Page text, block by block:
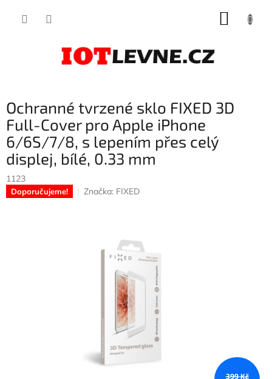
Ochranné tvrzené sklo FIXED 3D
Full-Cover pro Apple iPhone
6/6S/7/8, s lepením přes celý
displej, bílé, 0.33 mm
1123
Doporučujeme! Značka: FIXED
399 Kč